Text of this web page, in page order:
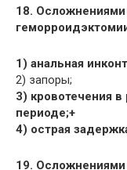
18.
1) анальная
2) запоры;
3) кровотечения
периоде;+
4) острая
19. Осложнениями